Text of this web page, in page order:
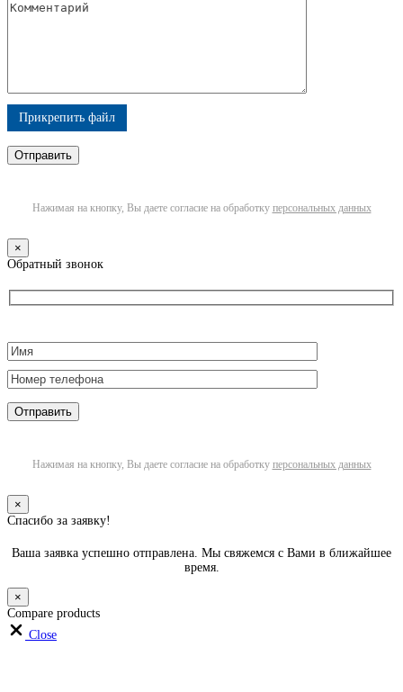
Прикрепить файл
Нажимая на кнопку, Вы даете согласие на обработку персональных данных
×
Обратный звонок
Нажимая на кнопку, Вы даете согласие на обработку персональных данных
×
Спасибо за заявку!
Ваша заявка успешно отправлена. Мы свяжемся с Вами в ближайшее
время.
×
Compare products
Close